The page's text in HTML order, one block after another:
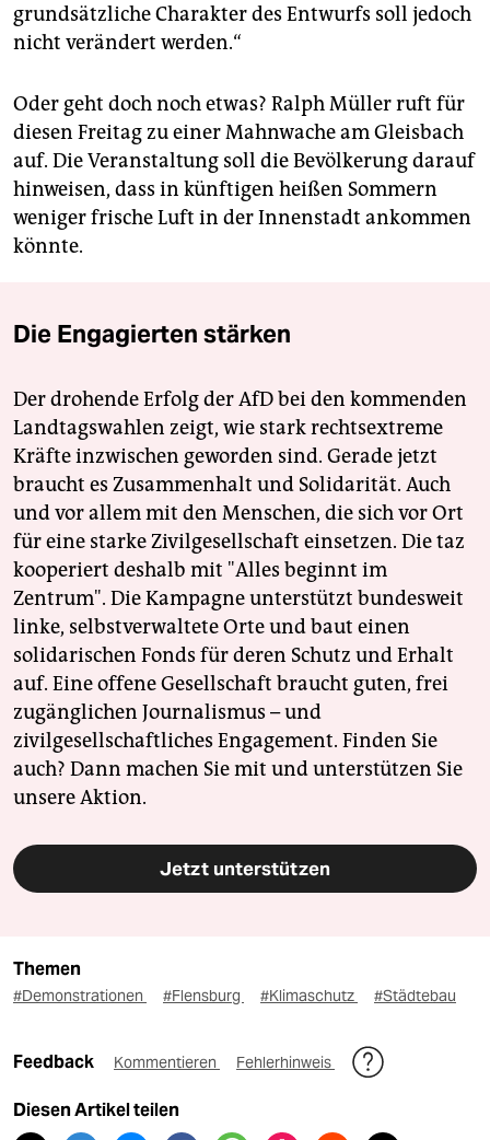
grundsätzliche Charakter des Entwurfs soll jedoch
nicht verändert werden.“
Oder geht doch noch etwas? Ralph Müller ruft für
diesen Freitag zu einer Mahnwache am Gleisbach
auf. Die Veranstaltung soll die Bevölkerung darauf
hinweisen, dass in künftigen heißen Sommern
weniger frische Luft in der Innenstadt ankommen
könnte.
Die Engagierten stärken
Der drohende Erfolg der AfD bei den kommenden
Landtagswahlen zeigt, wie stark rechtsextreme
Kräfte inzwischen geworden sind. Gerade jetzt
braucht es Zusammenhalt und Solidarität. Auch
und vor allem mit den Menschen, die sich vor Ort
für eine starke Zivilgesellschaft einsetzen. Die taz
kooperiert deshalb mit "Alles beginnt im
Zentrum". Die Kampagne unterstützt bundesweit
linke, selbstverwaltete Orte und baut einen
solidarischen Fonds für deren Schutz und Erhalt
auf. Eine offene Gesellschaft braucht guten, frei
zugänglichen Journalismus – und
zivilgesellschaftliches Engagement. Finden Sie
auch? Dann machen Sie mit und unterstützen Sie
unsere Aktion.
Jetzt unterstützen
Themen
#Demonstrationen #Flensburg #Klimaschutz #Städtebau
Feedback Kommentieren Fehlerhinweis
Diesen Artikel teilen